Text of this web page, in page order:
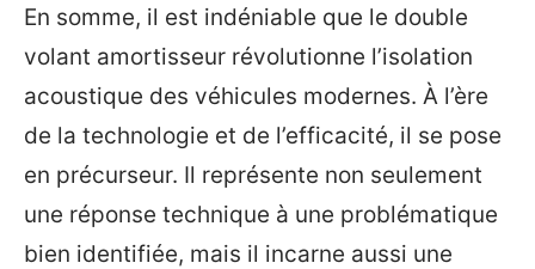
En somme, il est indéniable que le double
volant amortisseur révolutionne l’isolation
acoustique des véhicules modernes. À l’ère
de la technologie et de l’efficacité, il se pose
en précurseur. Il représente non seulement
une réponse technique à une problématique
bien identifiée, mais il incarne aussi une